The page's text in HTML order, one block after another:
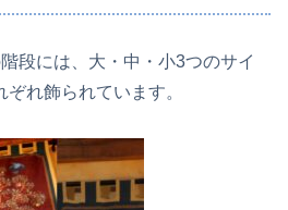
段には、大・中・小3つのサイ
れ飾られています。